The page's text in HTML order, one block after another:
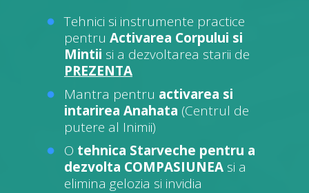
Tehnici si instrumente practice
pentru Activarea Corpului si
Mintii si a dezvoltarea starii de
PREZENTA
Mantra pentru activarea si
intarirea Anahata (Centrul de
putere al Inimii)
O tehnica Starveche pentru a
dezvolta COMPASIUNEA si a
elimina gelozia si invidia